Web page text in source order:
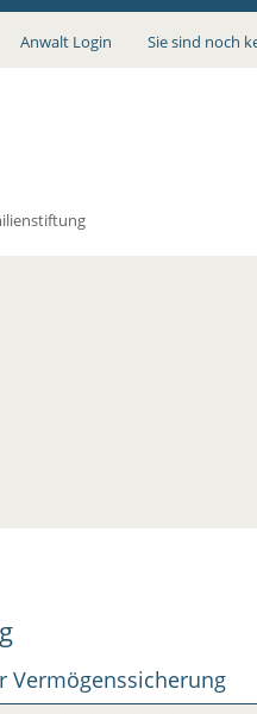
Anwalt Login Sie sind noch
Vermögenssicherung